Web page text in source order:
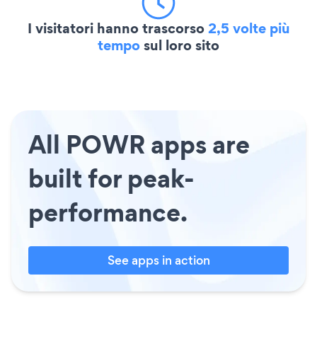
I visitatori hanno trascorso2,5 volte più
temposul loro sito
All POWR apps are
built for peak-
performance.
See apps in action